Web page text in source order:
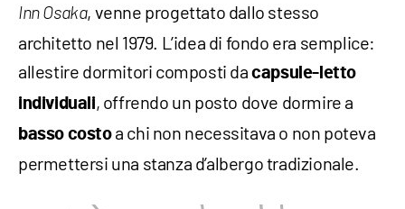
Inn Osaka, venne progettato dallo stesso
architetto nel 1979. L’idea di fondo era semplice:
allestire dormitori composti dacapsule-letto
individuali, offrendo un posto dove dormire a
basso costoa chi non necessitava o non poteva
permettersi una stanza d’albergo tradizionale.